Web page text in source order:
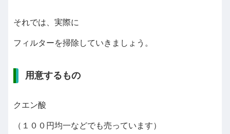
それでは、実際に
フィルターを掃除していきましょう。
用意するもの
クエン酸
（１００円均一などでも売っています）